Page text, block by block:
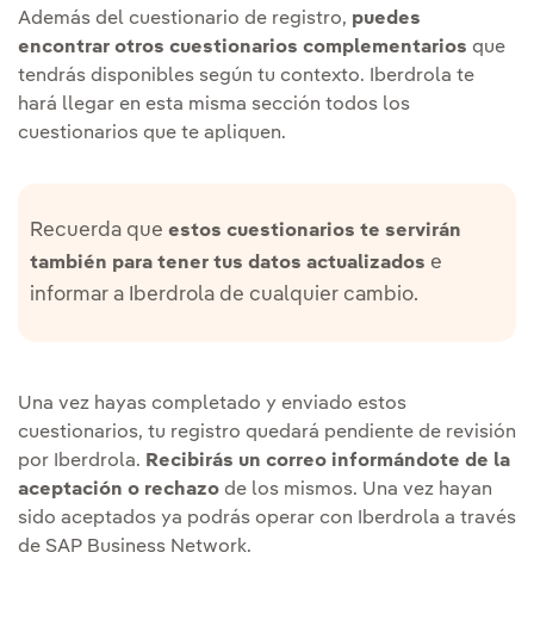
Además del cuestionario de registro, puedes
encontrar otros cuestionarios complementarios que
tendrás disponibles según tu contexto. Iberdrola te
hará llegar en esta misma sección todos los
cuestionarios que te apliquen.
Recuerda que estos cuestionarios te servirán
también para tener tus datos actualizados e
informar a Iberdrola de cualquier cambio.
Una vez hayas completado y enviado estos
cuestionarios, tu registro quedará pendiente de revisión
por Iberdrola. Recibirás un correo informándote de la
aceptación o rechazo de los mismos. Una vez hayan
sido aceptados ya podrás operar con Iberdrola a través
de SAP Business Network.